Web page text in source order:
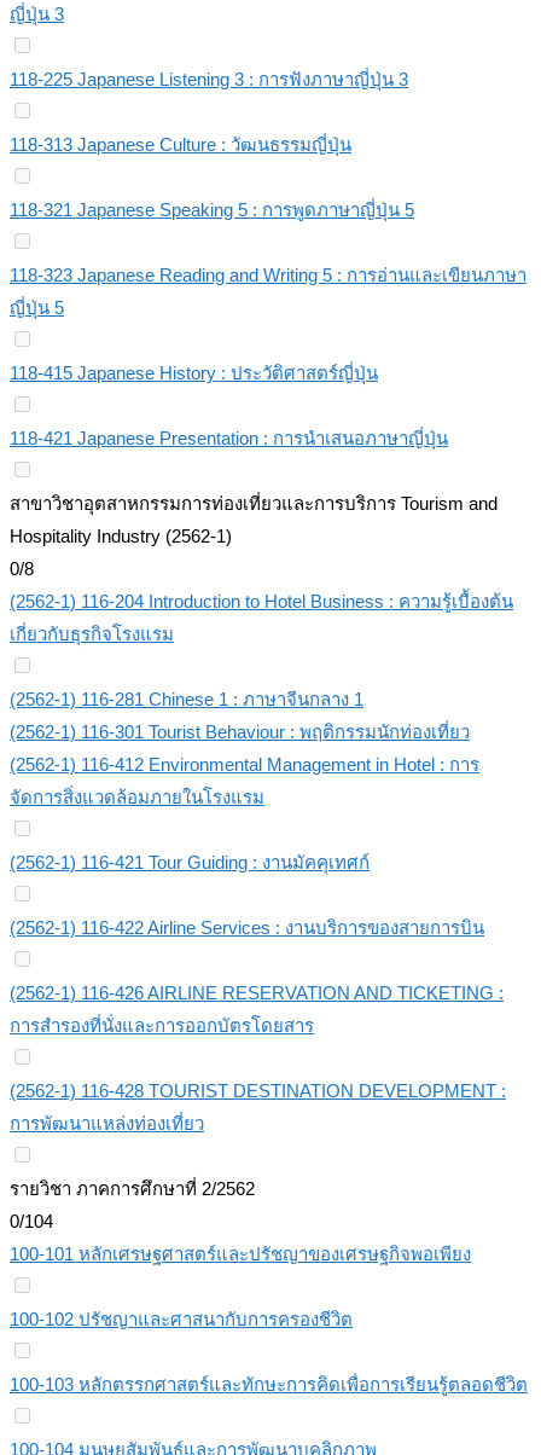
ญี่ปุ่น 3
118-225 Japanese Listening 3 : การฟังภาษาญี่ปุ่น 3
118-313 Japanese Culture : วัฒนธรรมญี่ปุ่น
118-321 Japanese Speaking 5 : การพูดภาษาญี่ปุ่น 5
118-323 Japanese Reading and Writing 5 : การอ่านและเขียนภาษา
ญี่ปุ่น 5
118-415 Japanese History : ประวัติศาสตร์ญี่ปุ่น
118-421 Japanese Presentation : การนำเสนอภาษาญี่ปุ่น
สาขาวิชาอุตสาหกรรมการท่องเที่ยวและการบริการ Tourism and
Hospitality Industry (2562-1)
0/8
(2562-1) 116-204 Introduction to Hotel Business : ความรู้เบื้องต้น
เกี่ยวกับธุรกิจโรงแรม
(2562-1) 116-281 Chinese 1 : ภาษาจีนกลาง 1
(2562-1) 116-301 Tourist Behaviour : พฤติกรรมนักท่องเที่ยว
(2562-1) 116-412 Environmental Management in Hotel : การ
จัดการสิ่งแวดล้อมภายในโรงแรม
(2562-1) 116-421 Tour Guiding : งานมัคคุเทศก์
(2562-1) 116-422 Airline Services : งานบริการของสายการบิน
(2562-1) 116-426 AIRLINE RESERVATION AND TICKETING :
การสำรองที่นั่งและการออกบัตรโดยสาร
(2562-1) 116-428 TOURIST DESTINATION DEVELOPMENT :
การพัฒนาแหล่งท่องเที่ยว
รายวิชา ภาคการศึกษาที่ 2/2562
0/104
100-101 หลักเศรษฐศาสตร์และปรัชญาของเศรษฐกิจพอเพียง
100-102 ปรัชญาและศาสนากับการครองชีวิต
100-103 หลักตรรกศาสตร์และทักษะการคิดเพื่อการเรียนรู้ตลอดชีวิต
100-104 มนุษยสัมพันธ์และการพัฒนาบุคลิกภาพ